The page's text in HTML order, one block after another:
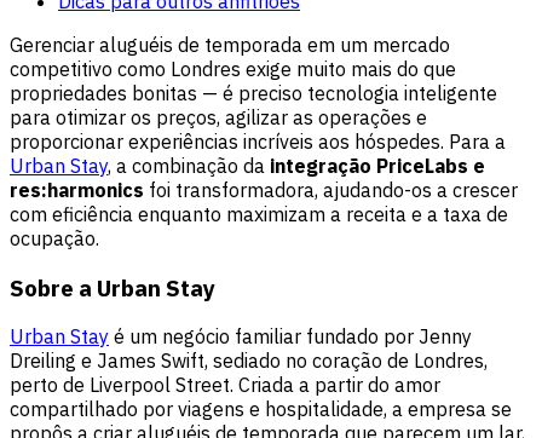
Gerenciar aluguéis de temporada em um mercado
competitivo como Londres exige muito mais do que
propriedades bonitas — é preciso tecnologia inteligente
para otimizar os preços, agilizar as operações e
proporcionar experiências incríveis aos hóspedes. Para a
Urban Stay, a combinação da integração PriceLabs e
res:harmonics foi transformadora, ajudando-os a crescer
com eficiência enquanto maximizam a receita e a taxa de
ocupação.
Sobre a Urban Stay
Urban Stay é um negócio familiar fundado por Jenny
Dreiling e James Swift, sediado no coração de Londres,
perto de Liverpool Street. Criada a partir do amor
compartilhado por viagens e hospitalidade, a empresa se